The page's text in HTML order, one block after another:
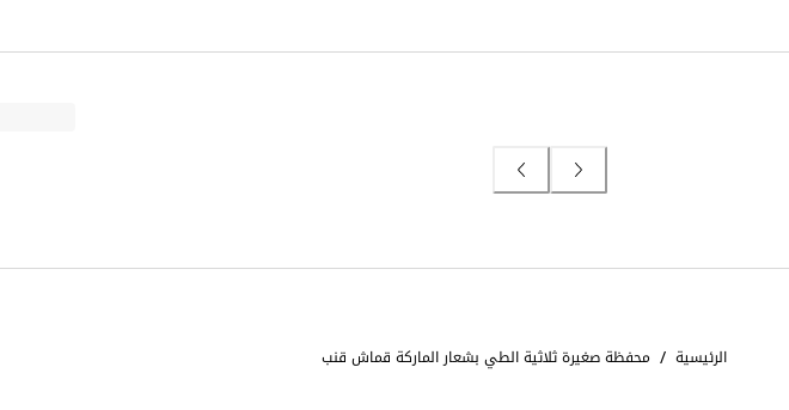
الرئيسية / محفظة صغيرة ثلاثية الطي بشعار الماركة قماش قنب